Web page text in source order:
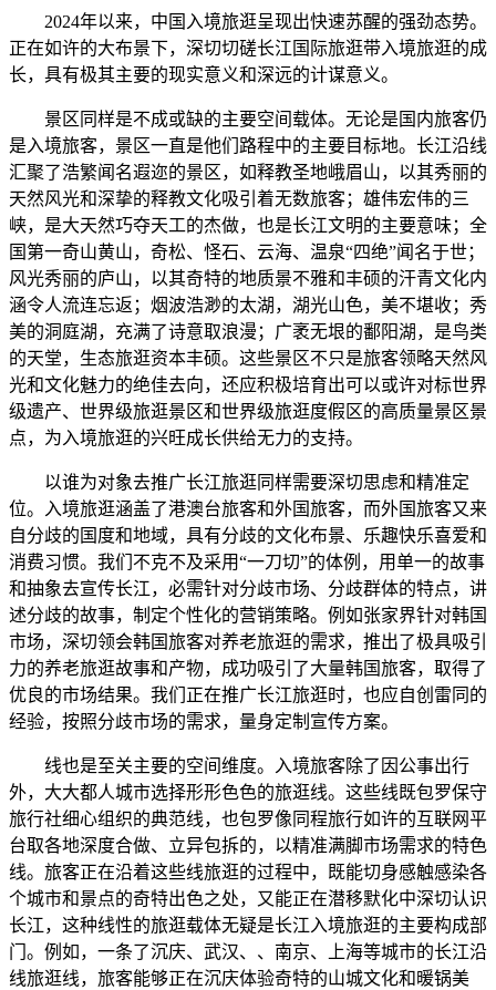
2024年以来，中国入境旅逛呈现出快速苏醒的强劲态势。
正在如许的大布景下，深切切磋长江国际旅逛带入境旅逛的成
长，具有极其主要的现实意义和深远的计谋意义。
景区同样是不成或缺的主要空间载体。无论是国内旅客仍
是入境旅客，景区一直是他们路程中的主要目标地。长江沿线
汇聚了浩繁闻名遐迩的景区，如释教圣地峨眉山，以其秀丽的
天然风光和深挚的释教文化吸引着无数旅客；雄伟宏伟的三
峡，是大天然巧夺天工的杰做，也是长江文明的主要意味；全
国第一奇山黄山，奇松、怪石、云海、温泉“四绝”闻名于世；
风光秀丽的庐山，以其奇特的地质景不雅和丰硕的汗青文化内
涵令人流连忘返；烟波浩渺的太湖，湖光山色，美不堪收；秀
美的洞庭湖，充满了诗意取浪漫；广袤无垠的鄱阳湖，是鸟类
的天堂，生态旅逛资本丰硕。这些景区不只是旅客领略天然风
光和文化魅力的绝佳去向，还应积极培育出可以或许对标世界
级遗产、世界级旅逛景区和世界级旅逛度假区的高质量景区景
点，为入境旅逛的兴旺成长供给无力的支持。
以谁为对象去推广长江旅逛同样需要深切思虑和精准定
位。入境旅逛涵盖了港澳台旅客和外国旅客，而外国旅客又来
自分歧的国度和地域，具有分歧的文化布景、乐趣快乐喜爱和
消费习惯。我们不克不及采用“一刀切”的体例，用单一的故事
和抽象去宣传长江，必需针对分歧市场、分歧群体的特点，讲
述分歧的故事，制定个性化的营销策略。例如张家界针对韩国
市场，深切领会韩国旅客对养老旅逛的需求，推出了极具吸引
力的养老旅逛故事和产物，成功吸引了大量韩国旅客，取得了
优良的市场结果。我们正在推广长江旅逛时，也应自创雷同的
经验，按照分歧市场的需求，量身定制宣传方案。
线也是至关主要的空间维度。入境旅客除了因公事出行
外，大大都人城市选择形形色色的旅逛线。这些线既包罗保守
旅行社细心组织的典范线，也包罗像同程旅行如许的互联网平
台取各地深度合做、立异包拆的，以精准满脚市场需求的特色
线。旅客正在沿着这些线旅逛的过程中，既能切身感触感染各
个城市和景点的奇特出色之处，又能正在潜移默化中深切认识
长江，这种线性的旅逛载体无疑是长江入境旅逛的主要构成部
门。例如，一条了沉庆、武汉、、南京、上海等城市的长江沿
线旅逛线，旅客能够正在沉庆体验奇特的山城文化和暖锅美